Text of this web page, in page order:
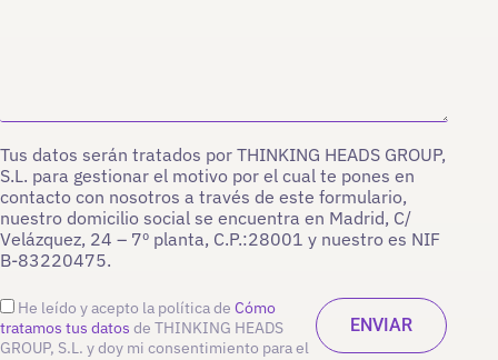
Tus datos serán tratados por THINKING HEADS GROUP,
S.L. para gestionar el motivo por el cual te pones en
contacto con nosotros a través de este formulario,
nuestro domicilio social se encuentra en Madrid, C/
Velázquez, 24 – 7º planta, C.P.:28001 y nuestro es NIF
B-83220475.
He leído y acepto la política de Cómo
tratamos tus datos de THINKING HEADS
GROUP, S.L. y doy mi consentimiento para el